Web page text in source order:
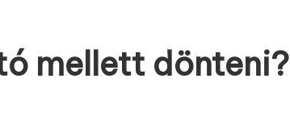
mellett dönteni?